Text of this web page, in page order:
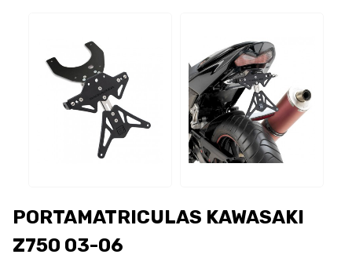
PORTAMATRICULAS KAWASAKI
Z750 03-06